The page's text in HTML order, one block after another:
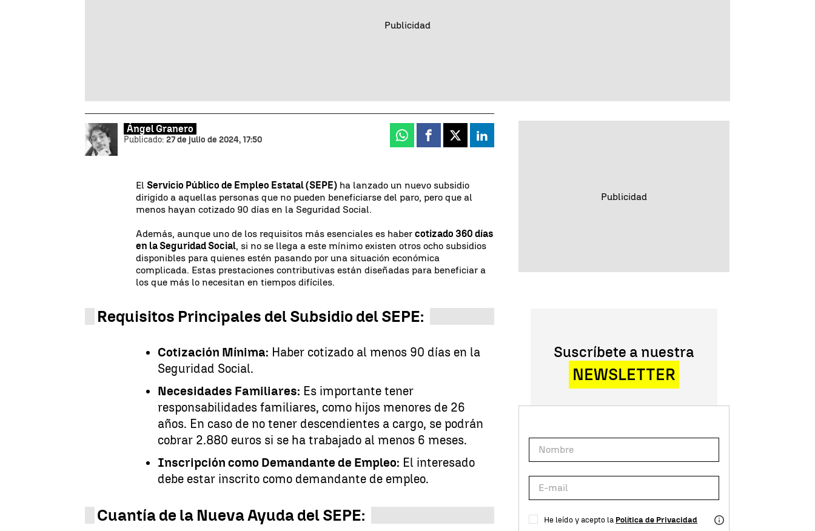
Ángel Granero
Publicado: 27 de julio de 2024, 17:50 Whatsapp
Facebook
X Linkedin
ElServicio Público de Empleo Estatal (SEPE) ha lanzado un nuevo subsidio
dirigido a aquellas personas que no pueden beneficiarse del paro, pero que al
menos hayan cotizado 90 días en la Seguridad Social.
Además, aunque uno de los requisitos más esenciales es habercotizado 360 días
en la Seguridad Social, si no se llega a este mínimo existen otros ocho subsidios
disponibles para quienes estén pasando por una situación económica
complicada. Estas prestaciones contributivas están diseñadas para beneficiar a
los que más lo necesitan en tiempos difíciles.
Requisitos Principales del Subsidio del SEPE:
Cotización Mínima: Haber cotizado al menos 90 días en la
Seguridad Social.
Necesidades Familiares: Es importante tener
responsabilidades familiares, como hijos menores de 26
años. En caso de no tener descendientes a cargo, se podrán
cobrar 2.880 euros si se ha trabajado al menos 6 meses.
Inscripción como Demandante de Empleo: El interesado
debe estar inscrito como demandante de empleo.
Cuantía de la Nueva Ayuda del SEPE:
Suscríbete a nuestra
NEWSLETTER
He leído y acepto la Política de Privacidad